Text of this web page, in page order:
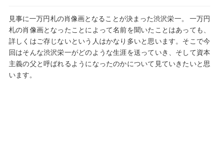
見事に一万円札の肖像画となることが決まった渋沢栄一。 一万円
札の肖像画となったことによって名前を聞いたことはあっても、
詳しくはご存じないという人はかなり多いと思います。そこで今
回はそんな渋沢栄一がどのような生涯を送っていき、そして資本
主義の父と呼ばれるようになったのかについて見ていきたいと思
います。